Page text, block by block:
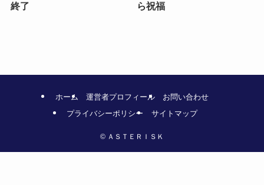
終了
ら祝福
ホーム 運営者プロフィール
お問い合わせ
プライバシーポリシー
サイトマップ
© ＡＳＴＥＲＩＳＫ